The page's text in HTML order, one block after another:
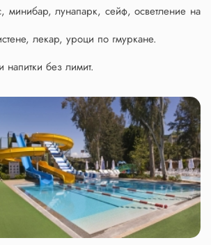
минибар, лунапарк, сейф, осветление на
лекар, уроци по гмуркане.
без лимит.